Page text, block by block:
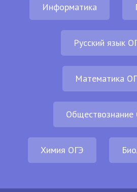
Информатика
Русский язык
Математика
Обществознание
Химия ОГЭ